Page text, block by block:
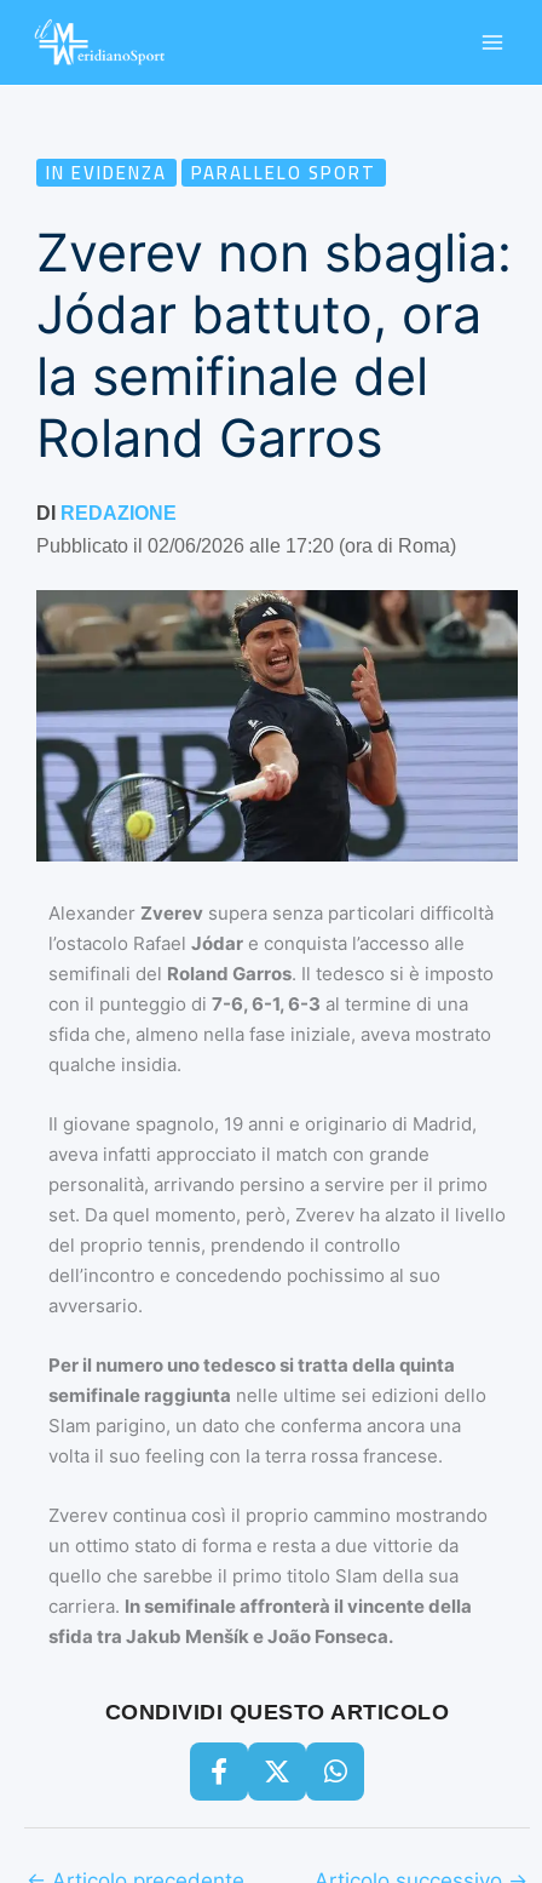
IN EVIDENZA PARALLELO SPORT
Zverev non sbaglia:
Jódar battuto, ora
la semifinale del
Roland Garros
DI REDAZIONE
Pubblicato il 02/06/2026 alle 17:20 (ora di Roma)
Alexander Zverev supera senza particolari difficoltà
l’ostacolo Rafael Jódar e conquista l’accesso alle
semifinali del Roland Garros. Il tedesco si è imposto
con il punteggio di 7-6, 6-1, 6-3 al termine di una
sfida che, almeno nella fase iniziale, aveva mostrato
qualche insidia.
Il giovane spagnolo, 19 anni e originario di Madrid,
aveva infatti approcciato il match con grande
personalità, arrivando persino a servire per il primo
set. Da quel momento, però, Zverev ha alzato il livello
del proprio tennis, prendendo il controllo
dell’incontro e concedendo pochissimo al suo
avversario.
Per il numero uno tedesco si tratta della quinta
semifinale raggiunta nelle ultime sei edizioni dello
Slam parigino, un dato che conferma ancora una
volta il suo feeling con la terra rossa francese.
Zverev continua così il proprio cammino mostrando
un ottimo stato di forma e resta a due vittorie da
quello che sarebbe il primo titolo Slam della sua
carriera. In semifinale affronterà il vincente della
sfida tra Jakub Menšík e João Fonseca.
CONDIVIDI QUESTO ARTICOLO